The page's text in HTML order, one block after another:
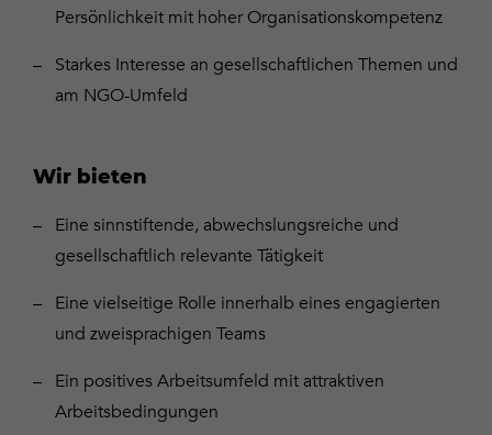
Persönlichkeit mit hoher Organisationskompetenz
Starkes Interesse an gesellschaftlichen Themen und
am NGO-Umfeld
Wir bieten
Eine sinnstiftende, abwechslungsreiche und
gesellschaftlich relevante Tätigkeit
Eine vielseitige Rolle innerhalb eines engagierten
und zweisprachigen Teams
Ein positives Arbeitsumfeld mit attraktiven
Arbeitsbedingungen